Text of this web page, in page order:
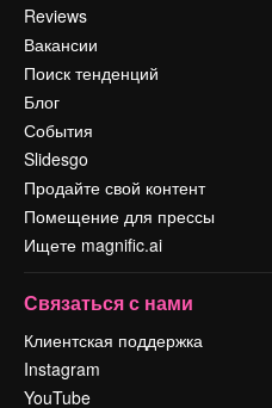
Reviews
Вакансии
Поиск тенденций
Блог
События
Slidesgo
Продайте свой контент
Помещение для прессы
Ищете magnific.ai
Связаться с нами
Клиентская поддержка
Instagram
YouTube